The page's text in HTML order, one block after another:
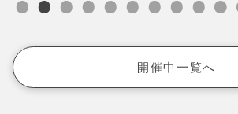
開催中一覧へ